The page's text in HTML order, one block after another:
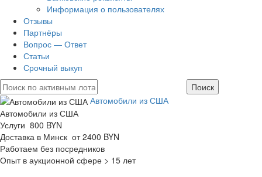
Информация о пользователях
Отзывы
Партнёры
Вопрос — Ответ
Статьи
Срочный выкуп
Автомобили из США
Автомобили из США
Услуги 800 BYN
Доставка в Минск от 2400 BYN
Работаем без посредников
Опыт в аукционной сфере > 15 лет